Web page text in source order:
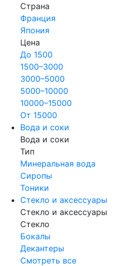
Страна
Франция
Япония
Цена
До 1500
1500–3000
3000–5000
5000–10000
10000–15000
От 15000
Вода и соки
Вода и соки
Тип
Минеральная вода
Сиропы
Тоники
Стекло и аксессуары
Стекло и аксессуары
Стекло
Бокалы
Декантеры
Смотреть все